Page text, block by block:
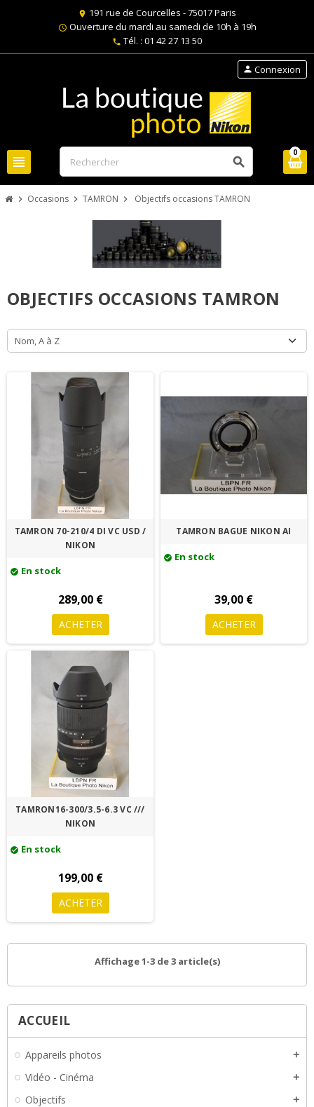
location_on 191 rue de Courcelles - 75017 Paris
schedule Ouverture du mardi au samedi de 10h à 19h
phone Tél. : 01 42 27 13 50
view_headline search
person Connexion
0
chevron_right Occasions chevron_right TAMRON chevron_right Objectifs occasions TAMRON
ACCUEIL
Appareils photos add
Vidéo - Cinéma add
Objectifs add
OBJECTIFS OCCASIONS TAMRON
Nom, A à Z
TAMRON 70-210/4 DI VC USD /
NIKON
check_circle En stock
289,00 €
ACHETER
TAMRON BAGUE NIKON AI
check_circle En stock
39,00 €
ACHETER
TAMRON16-300/3.5-6.3 VC ///
NIKON
check_circle En stock
199,00 €
ACHETER
Affichage 1-3 de 3 article(s)